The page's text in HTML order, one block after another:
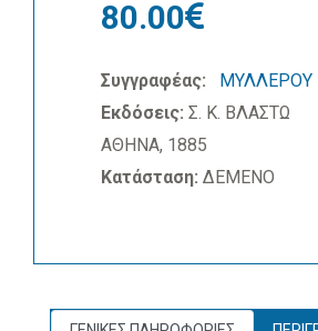
80.00
Συγγραφέας:
ΜΥΛΛΕΡΟΥ
Εκδόσεις: Σ. Κ. ΒΛΑΣΤΩ
ΑΘΗΝΑ, 1885
Κατάσταση: ΔΕΜΕΝΟ